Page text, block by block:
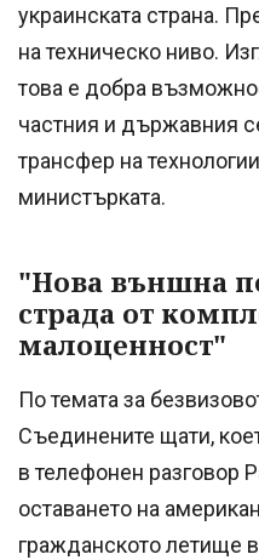
украинската страна.
на техническо ниво.
това е добра
частния и държавния
трансфер на
министърката.
"Нова външна
страда от
малоценност"
По темата за
Съединените щати,
в телефонен разговор
оставането на
гражданското летище в